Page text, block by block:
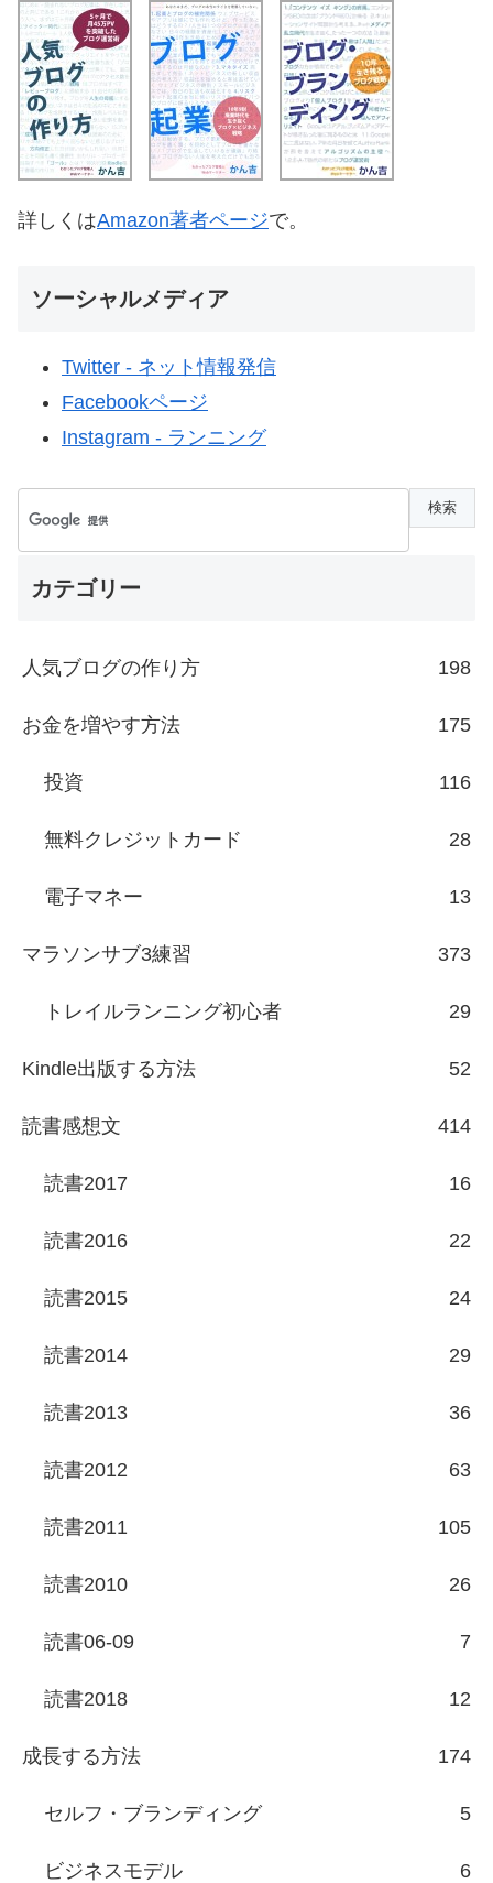
詳しくはAmazon著者ページで。
ソーシャルメディア
Twitter - ネット情報発信
Facebookページ
Instagram - ランニング
カテゴリー
人気ブログの作り方 198
お金を増やす方法 175
投資 116
無料クレジットカード 28
電子マネー 13
マラソンサブ3練習 373
トレイルランニング初心者 29
Kindle出版する方法 52
読書感想文 414
読書2017 16
読書2016 22
読書2015 24
読書2014 29
読書2013 36
読書2012 63
読書2011 105
読書2010 26
読書06-09 7
読書2018 12
成長する方法 174
セルフ・ブランディング 5
ビジネスモデル 6